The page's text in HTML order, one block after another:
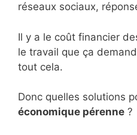
réseaux sociaux,
Il y a le coût financier
le travail que ça
tout cela.
Donc quelles solutions
économique pérenne ?